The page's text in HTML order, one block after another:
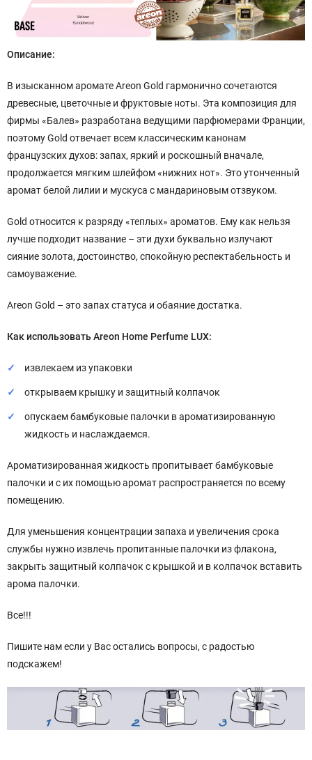
Описание:
В изысканном аромате Areon Gold гармонично сочетаются
древесные, цветочные и фруктовые ноты. Эта композиция для
фирмы «Балев» разработана ведущими парфюмерами Франции,
поэтому Gold отвечает всем классическим канонам
французских духов: запах, яркий и роскошный вначале,
продолжается мягким шлейфом «нижних нот». Это утонченный
аромат белой лилии и мускуса с мандариновым отзвуком.
Gold относится к разряду «теплых» ароматов. Ему как нельзя
лучше подходит название – эти духи буквально излучают
сияние золота, достоинство, спокойную респектабельность и
самоуважение.
Areon Gold – это запах статуса и обаяние достатка.
Как использовать Areon Home Perfume LUX:
извлекаем из упаковки
открываем крышку и защитный колпачок
опускаем бамбуковые палочки в ароматизированную
жидкость и наслаждаемся.
Ароматизированная жидкость пропитывает бамбуковые
палочки и с их помощью аромат распространяется по всему
помещению.
Для уменьшения концентрации запаха и увеличения срока
службы нужно извлечь пропитанные палочки из флакона,
закрыть защитный колпачок с крышкой и в колпачок вставить
арома палочки.
Все!!!
Пишите нам если у Вас остались вопросы, с радостью
подскажем!